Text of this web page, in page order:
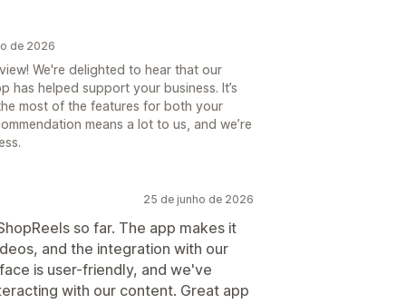
de 2026
We're delighted to hear that our
has helped support your business. It’s
most of the features for both your
means a lot to us, and we’re
25 de junho de 2026
so far. The app makes it
and the integration with our
is user-friendly, and we've
with our content. Great app